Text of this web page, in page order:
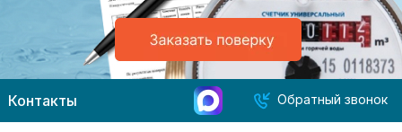
Контакты Обратный звонок